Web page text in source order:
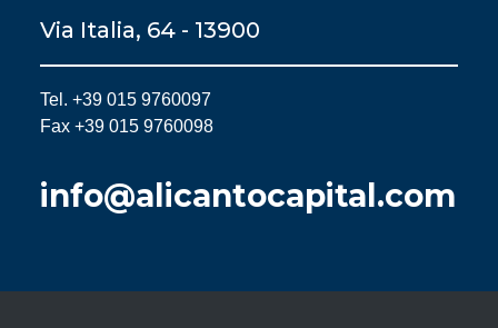
Via Italia, 64 - 13900
Tel. +39 015 9760097
Fax +39 015 9760098
info@alicantocapital.com